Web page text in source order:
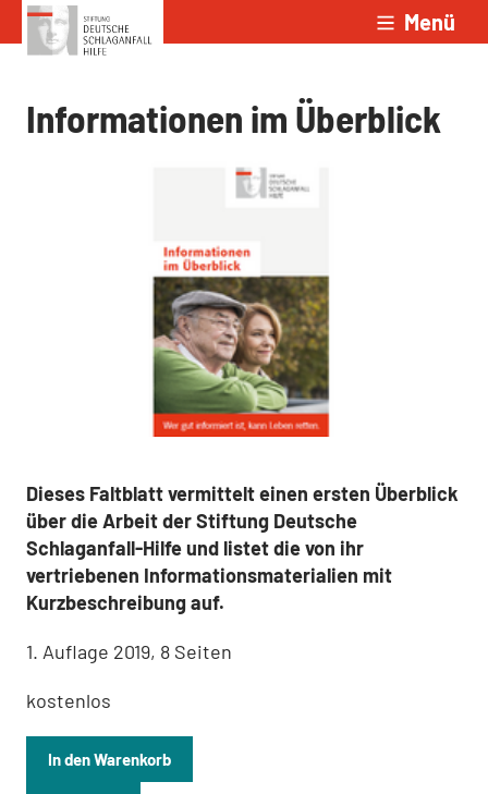
Zum Inhalt springen Menü
Informationen im Überblick
Dieses Faltblatt vermittelt einen ersten Überblick
über die Arbeit der Stiftung Deutsche
Schlaganfall-Hilfe und listet die von ihr
vertriebenen Informationsmaterialien mit
Kurzbeschreibung auf.
1. Auflage 2019, 8 Seiten
kostenlos
In den Warenkorb